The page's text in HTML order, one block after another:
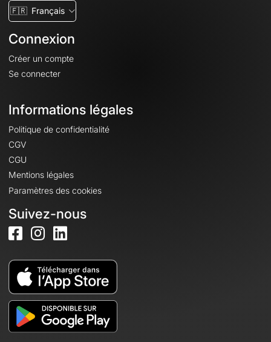
🇫🇷 Français
Connexion
Créer un compte
Se connecter
Informations légales
Politique de confidentialité
CGV
CGU
Mentions légales
Paramètres des cookies
Suivez-nous